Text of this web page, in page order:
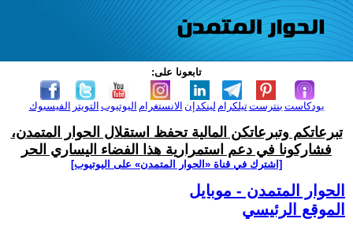
تابعونا على:
الفيسبوك التويتر اليوتيوب الانستغرام لينكدإن تيلكرامبنترست بودكاست
تبرعاتكم وتبرعاتكن المالية تحفظ استقلال الحوار المتمدن،
فشاركونا في دعم استمرارية هذا الفضاء اليساري الحر
[اشترك في قناة ‫«الحوار المتمدن» على اليوتيوب]
الحوار المتمدن - موبايل
الموقع الرئيسي